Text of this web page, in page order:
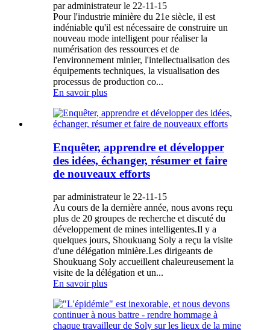
par administrateur le 22-11-15
Pour l'industrie minière du 21e siècle, il est
indéniable qu'il est nécessaire de construire un
nouveau mode intelligent pour réaliser la
numérisation des ressources et de
l'environnement minier, l'intellectualisation des
équipements techniques, la visualisation des
processus de production co...
En savoir plus
Enquêter, apprendre et développer
des idées, échanger, résumer et faire
de nouveaux efforts
par administrateur le 22-11-15
Au cours de la dernière année, nous avons reçu
plus de 20 groupes de recherche et discuté du
développement de mines intelligentes.Il y a
quelques jours, Shoukuang Soly a reçu la visite
d'une délégation minière.Les dirigeants de
Shoukuang Soly accueillent chaleureusement la
visite de la délégation et un...
En savoir plus